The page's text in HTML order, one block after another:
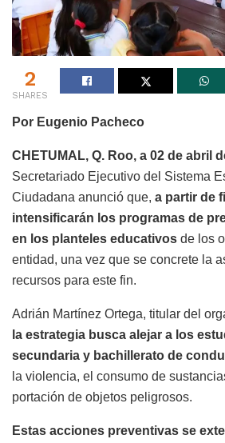
2
SHARES
Por Eugenio Pacheco
CHETUMAL, Q. Roo, a 02 de abril
Secretariado Ejecutivo del Sistema
Ciudadana anunció que, a partir de
intensificarán los programas de
en los planteles educativos de los
entidad, una vez que se concrete la
recursos para este fin.
Adrián Martínez Ortega, titular del
la estrategia busca alejar a los
secundaria y bachillerato de
la violencia, el consumo de
portación de objetos peligrosos.
Estas acciones preventivas se